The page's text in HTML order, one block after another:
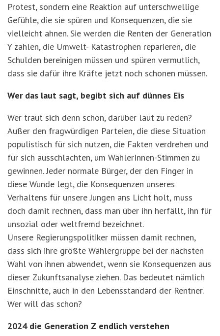
Protest, sondern eine Reaktion auf unterschwellige
Gefühle, die sie spüren und Konsequenzen, die sie
vielleicht ahnen. Sie werden die Renten der Generation
Y zahlen, die Umwelt- Katastrophen reparieren, die
Schulden bereinigen müssen und spüren vermutlich,
dass sie dafür ihre Kräfte jetzt noch schonen müssen.
Wer das laut sagt, begibt sich auf dünnes Eis
Wer traut sich denn schon, darüber laut zu reden?
Außer den fragwürdigen Parteien, die diese Situation
populistisch für sich nutzen, die Fakten verdrehen und
für sich ausschlachten, um WählerInnen-Stimmen zu
gewinnen. Jeder normale Bürger, der den Finger in
diese Wunde legt, die Konsequenzen unseres
Verhaltens für unsere Jungen ans Licht holt, muss
doch damit rechnen, dass man über ihn herfällt, ihn für
unsozial oder weltfremd bezeichnet.
Unsere Regierungspolitiker müssen damit rechnen,
dass sich ihre größte Wählergruppe bei der nächsten
Wahl von ihnen abwendet, wenn sie Konsequenzen aus
dieser Zukunftsanalyse ziehen. Das bedeutet nämlich
Einschnitte, auch in den Lebensstandard der Rentner.
Wer will das schon?
2024 die Generation Z endlich verstehen